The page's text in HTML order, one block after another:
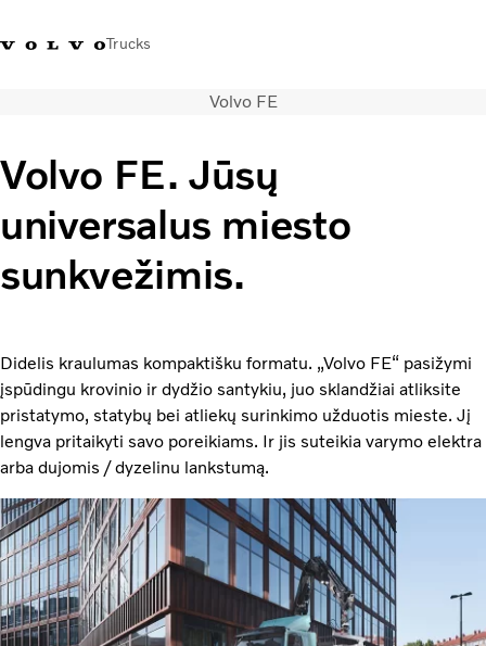
Trucks
Volvo Trucks parduotuvė Prisijungti
Transporto sprendimai
Sunkvežimiai
Paslaugos
Volvo Truck Builder
Kontaktai
Volvo FE
Volvo FE. Jūsų
universalus miesto
sunkvežimis.
Didelis kraulumas kompaktišku formatu. „Volvo FE“ pasižymi
įspūdingu krovinio ir dydžio santykiu, juo sklandžiai atliksite
pristatymo, statybų bei atliekų surinkimo užduotis mieste. Jį
lengva pritaikyti savo poreikiams. Ir jis suteikia varymo elektra
arba dujomis / dyzelinu lankstumą.